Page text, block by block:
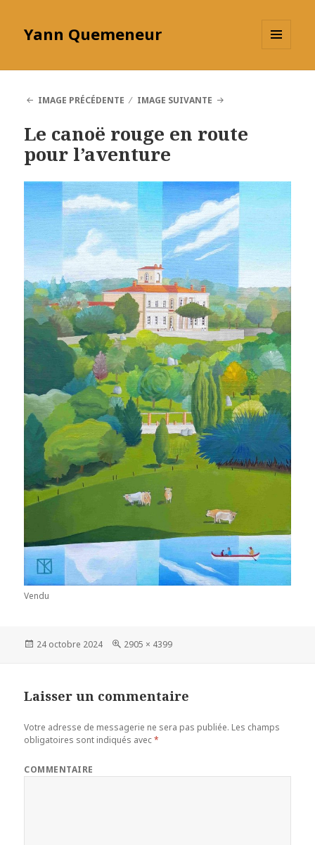
Yann Quemeneur
IMAGE PRÉCÉDENTE
IMAGE SUIVANTE
Le canoë rouge en route
pour l’aventure
Vendu
Publié
24 octobre 2024
Taille
2905 × 4399
Laisser un commentaire
Votre adresse de messagerie ne sera pas publiée. Les champs
obligatoires sont indiqués avec*
COMMENTAIRE